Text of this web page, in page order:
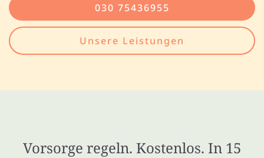
030 75436955
Unsere Leistungen
Vorsorge regeln. Kostenlos. In 15